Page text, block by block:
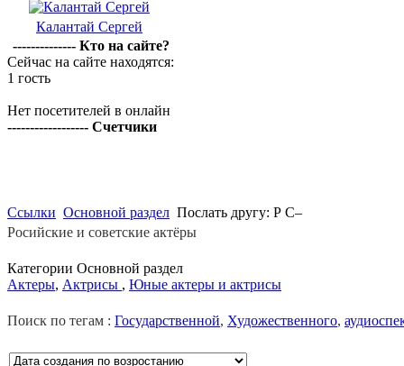
Калантай Сергей
-------------- Кто на сайте?
Сейчас на сайте находятся:
1 гость
Нет посетителей в онлайн
------------------ Счетчики
Ссылки Основной раздел Послать другу: Р С–
Росийские и советские актёры
Категории Основной раздел
Актеры, Актрисы , Юные актеры и актрисы
Поиск по тегам : Государственной, Художественного,